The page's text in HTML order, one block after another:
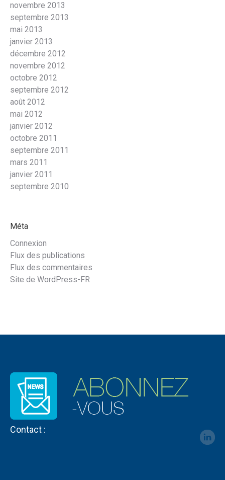
novembre 2013
septembre 2013
mai 2013
janvier 2013
décembre 2012
novembre 2012
octobre 2012
septembre 2012
août 2012
mai 2012
janvier 2012
octobre 2011
septembre 2011
mars 2011
janvier 2011
septembre 2010
Méta
Connexion
Flux des publications
Flux des commentaires
Site de WordPress-FR
Contact :